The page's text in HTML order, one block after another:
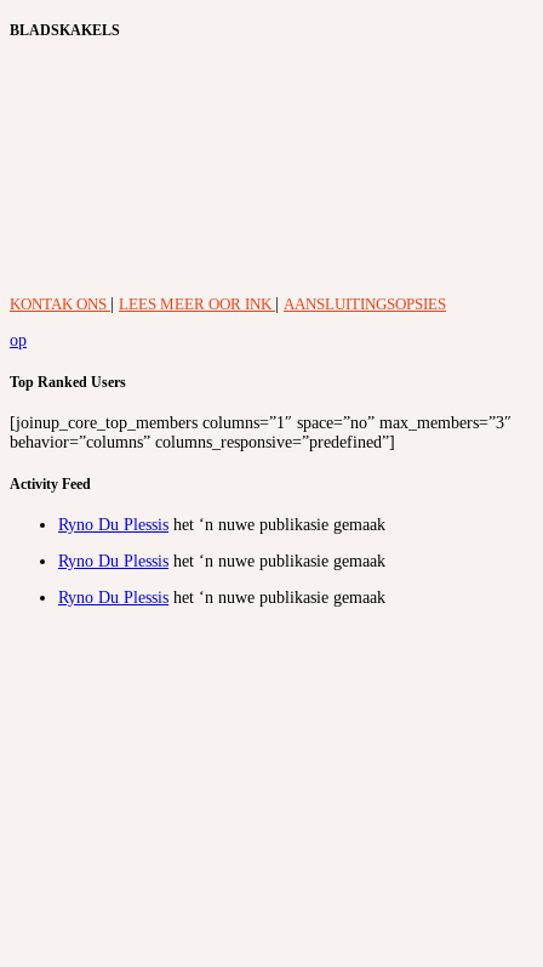
BLADSKAKELS
KONTAK ONS LEES MEER OOR INK
AANSLUITINGSOPSIES
op
Top Ranked Users
[joinup_core_top_members columns=”1″ space=”no” max_members=”3″
behavior=”columns” columns_responsive=”predefined”]
Activity Feed
Ryno Du Plessis het ‘n nuwe publikasie gemaak
Ryno Du Plessis het ‘n nuwe publikasie gemaak
Ryno Du Plessis het ‘n nuwe publikasie gemaak